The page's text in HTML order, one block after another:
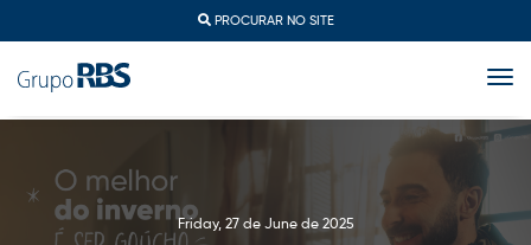
PROCURAR NO SITE
Friday, 27 de June de 2025